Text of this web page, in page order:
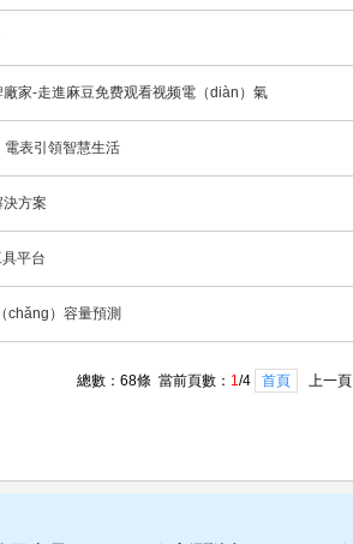
家-走進麻豆免费观看视频電（diàn）氣
表引領智慧生活
方案
平台
chǎng）容量預測
總數：68條 當前頁數： 1/4 首頁 上一頁